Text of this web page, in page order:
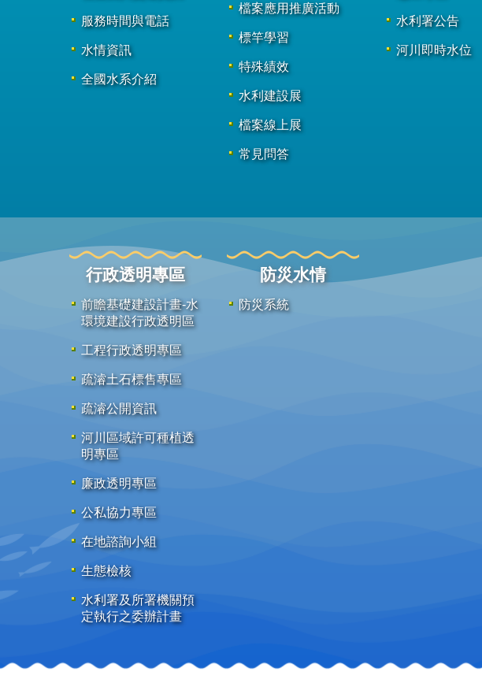
服務時間與電話
水情資訊
全國水系介紹
檔案應用推廣活動
標竿學習
特殊績效
水利建設展
檔案線上展
常見問答
水利署公告
河川即時水位
行政透明專區
前瞻基礎建設計畫-水
環境建設行政透明區
工程行政透明專區
疏濬土石標售專區
疏濬公開資訊
河川區域許可種植透
明專區
廉政透明專區
公私協力專區
在地諮詢小組
生態檢核
水利署及所署機關預
定執行之委辦計畫
防災水情
防災系統